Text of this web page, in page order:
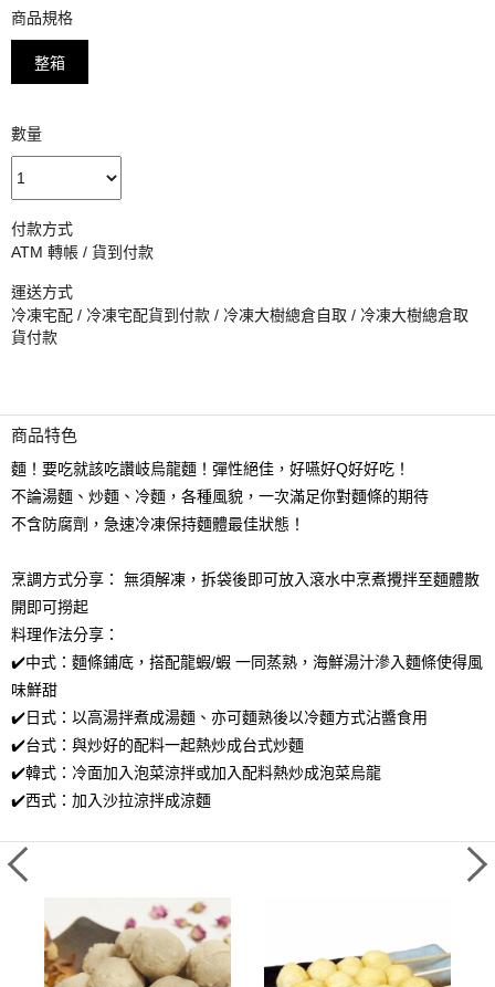
商品規格
整箱
數量
付款方式
ATM 轉帳 / 貨到付款
運送方式
冷凍宅配 / 冷凍宅配貨到付款 / 冷凍大樹總倉自取 / 冷凍大樹總倉取
貨付款
商品特色
麵！要吃就該吃讚岐烏龍麵！彈性絕佳，好嚥好Q好好吃！
不論湯麵、炒麵、冷麵，各種風貌，一次滿足你對麵條的期待
不含防腐劑，急速冷凍保持麵體最佳狀態！
烹調方式分享： 無須解凍，拆袋後即可放入滾水中烹煮攪拌至麵體散
開即可撈起
料理作法分享：
✔️中式：麵條鋪底，搭配龍蝦/蝦 一同蒸熟，海鮮湯汁滲入麵條使得風
味鮮甜
✔️日式：以高湯拌煮成湯麵、亦可麵熟後以冷麵方式沾醬食用
✔️台式：與炒好的配料一起熱炒成台式炒麵
✔️韓式：冷面加入泡菜涼拌或加入配料熱炒成泡菜烏龍
✔️西式：加入沙拉涼拌成涼麵